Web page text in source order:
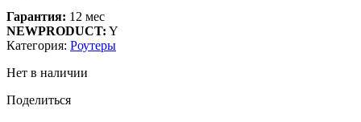
Гарантия: 12 мес
NEWPRODUCT: Y
Категория: Роутеры
Нет в наличии
Поделиться